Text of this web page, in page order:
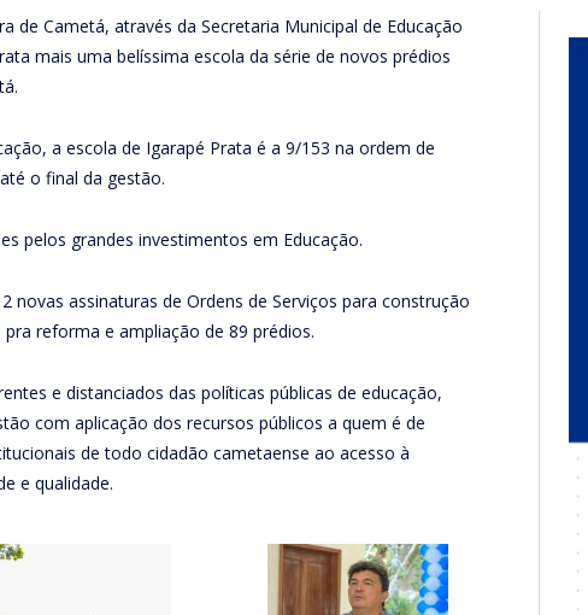
de Cametá, através da Secretaria Municipal de Educação
mais uma belíssima escola da série de novos prédios
a escola de Igarapé Prata é a 9/153 na ordem de
o final da gestão.
pelos grandes investimentos em Educação.
novas assinaturas de Ordens de Serviços para construção
reforma e ampliação de 89 prédios.
e distanciados das políticas públicas de educação,
com aplicação dos recursos públicos a quem é de
de todo cidadão cametaense ao acesso à
e qualidade.